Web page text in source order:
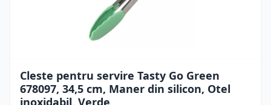
Cleste pentru servire Tasty Go Green
678097, 34,5 cm, Maner din silicon, Otel
inoxidabil, Verde